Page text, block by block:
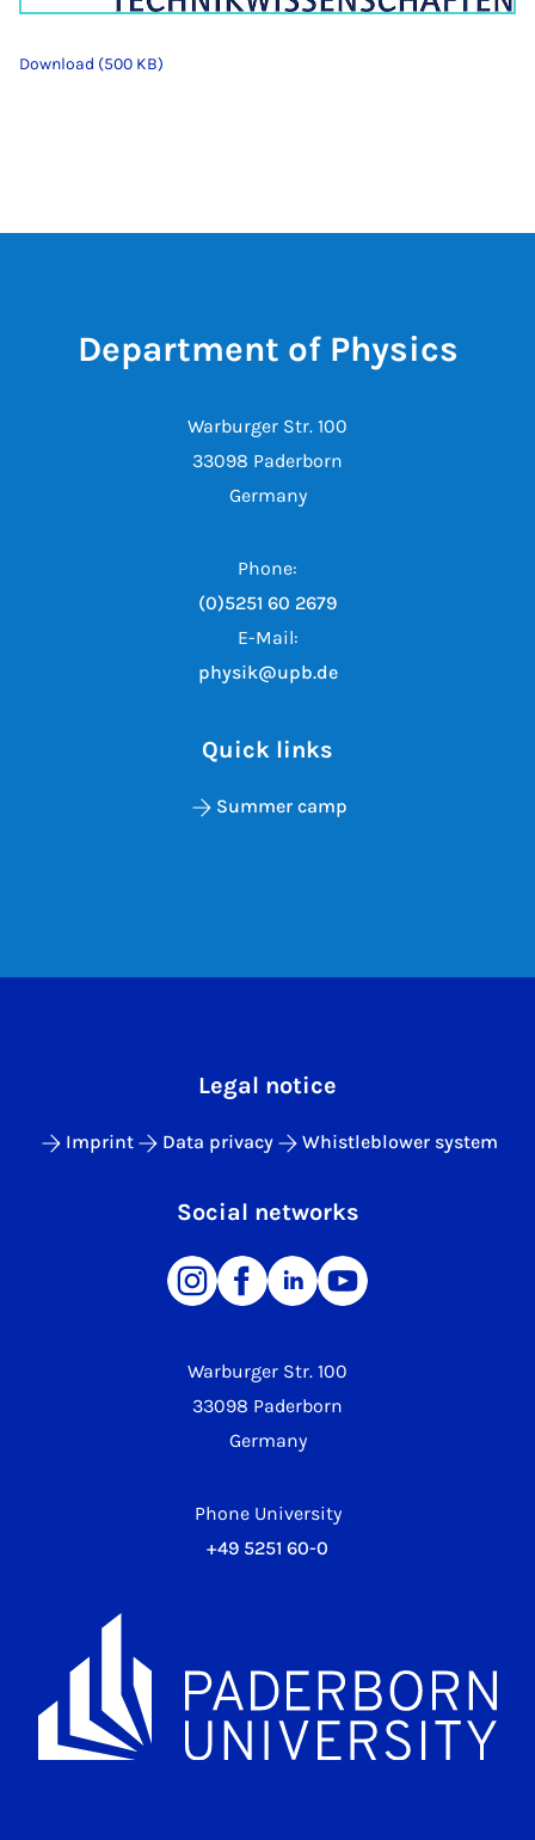
Download (500 KB)
Department of Physics
Warburger Str. 100
33098 Paderborn
Germany
Phone:
(0)5251 60 2679
E-Mail:
physik@upb.de
Quick links
Summer camp
Warburger Str. 100
33098 Paderborn
Germany
Phone University
+49 5251 60-0
Legal notice
Imprint Data privacy Whistleblower system
Social networks